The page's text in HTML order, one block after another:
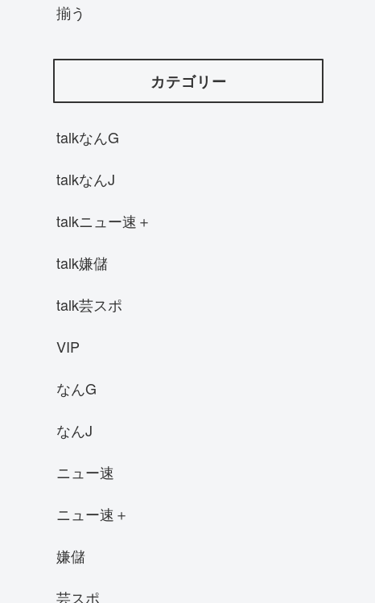
揃う
カテゴリー
talkなんG
talkなんJ
talkニュー速＋
talk嫌儲
talk芸スポ
VIP
なんG
なんJ
ニュー速
ニュー速＋
嫌儲
芸スポ